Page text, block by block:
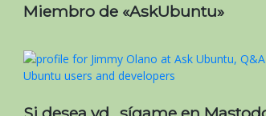
Miembro de «AskUbuntu»